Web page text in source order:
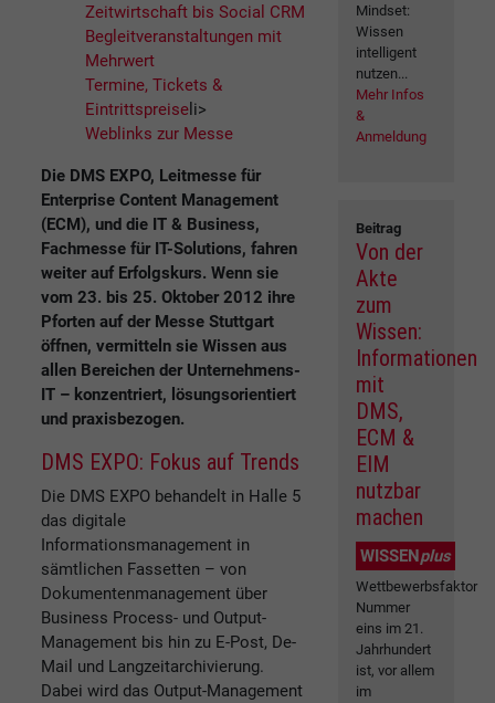
Zeitwirtschaft bis Social CRM
Begleitveranstaltungen mit
Mehrwert
Termine, Tickets &
Eintrittspreise li>
Weblinks zur Messe
Die DMS EXPO, Leitmesse für
Enterprise Content Management
(ECM), und die IT & Business,
Fachmesse für IT-Solutions, fahren
weiter auf Erfolgskurs. Wenn sie
vom 23. bis 25. Oktober 2012 ihre
Pforten auf der Messe Stuttgart
öffnen, vermitteln sie Wissen aus
allen Bereichen der Unternehmens-
IT – konzentriert, lösungsorientiert
und praxisbezogen.
DMS EXPO: Fokus auf Trends
Die DMS EXPO behandelt in Halle 5
das digitale
Informationsmanagement in
sämtlichen Fassetten – von
Dokumentenmanagement über
Business Process- und Output-
Management bis hin zu E-Post, De-
Mail und Langzeitarchivierung.
Dabei wird das Output-Management
Mindset:
Wissen
intelligent
nutzen...
Mehr Infos
&
Anmeldung
Beitrag
Von der
Akte
zum
Wissen:
Informationen
mit
DMS,
ECM &
EIM
nutzbar
machen
WISSENplus
Wettbewerbsfaktor
Nummer
eins im 21.
Jahrhundert
ist, vor allem
im